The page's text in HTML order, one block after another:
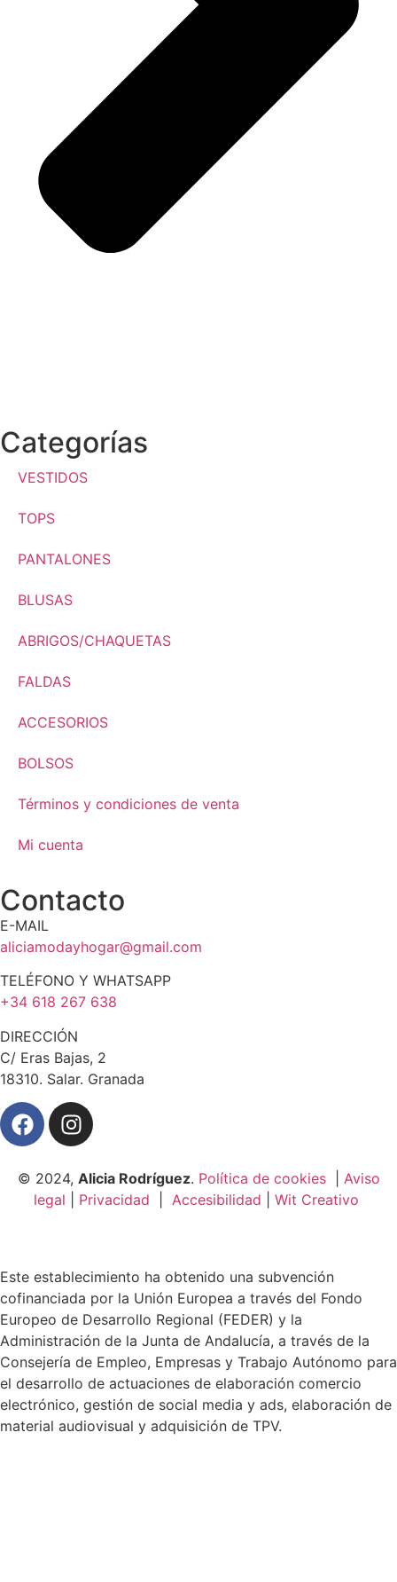
Categorías
VESTIDOS
TOPS
PANTALONES
BLUSAS
ABRIGOS/CHAQUETAS
FALDAS
ACCESORIOS
BOLSOS
Términos y condiciones de venta
Mi cuenta
Contacto
E-MAIL
aliciamodayhogar@gmail.com
TELÉFONO Y WHATSAPP
+34 618 267 638
DIRECCIÓN
C/ Eras Bajas, 2
18310. Salar. Granada
© 2024, Alicia Rodríguez. Política de cookies| Aviso
legal
Privacidad Accesibilidad Wit Creativo
Este establecimiento ha obtenido una subvención
cofinanciada por la Unión Europea a través del Fondo
Europeo de Desarrollo Regional (FEDER) y la
Administración de la Junta de Andalucía, a través de la
Consejería de Empleo, Empresas y Trabajo Autónomo para
el desarrollo de actuaciones de elaboración comercio
electrónico, gestión de social media y ads, elaboración de
material audiovisual y adquisición de TPV.